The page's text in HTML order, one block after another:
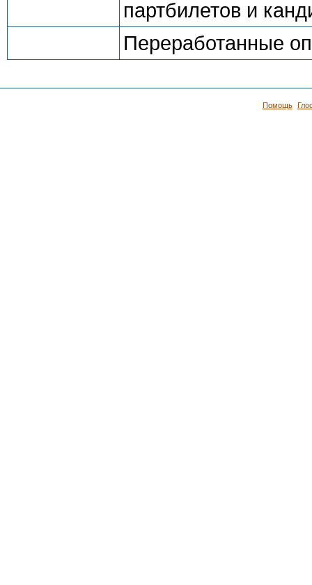
партбилетов и
Переработанные
Помощь